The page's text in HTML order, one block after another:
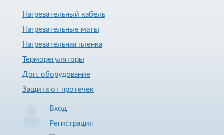
Нагревательный кабель
Нагревательные маты
Нагревательная пленка
Терморегуляторы
Доп. оборудование
Защита от протечек
Вход
Регистрация